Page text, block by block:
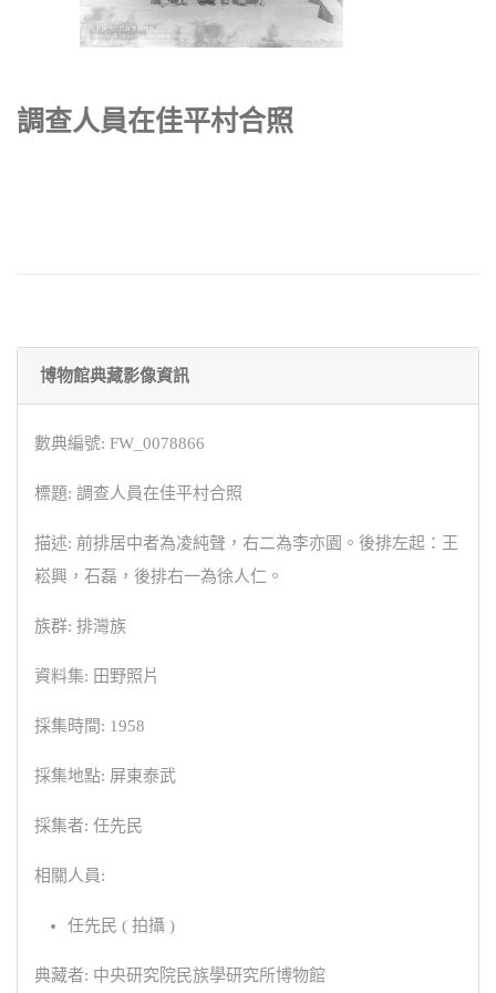
調查人員在佳平村合照
博物館典藏影像資訊
數典編號: FW_0078866
標題: 調查人員在佳平村合照
描述: 前排居中者為凌純聲，右二為李亦園。後排左起：王
崧興，石磊，後排右一為徐人仁。
族群: 排灣族
資料集: 田野照片
採集時間: 1958
採集地點: 屏東泰武
採集者: 任先民
相關人員:
任先民 ( 拍攝 )
典藏者: 中央研究院民族學研究所博物館